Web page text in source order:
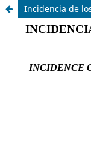
Incidencia de